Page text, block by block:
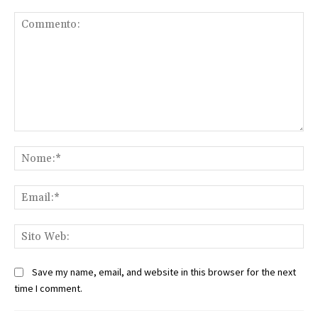
Save my name, email, and website in this browser for the next
time I comment.